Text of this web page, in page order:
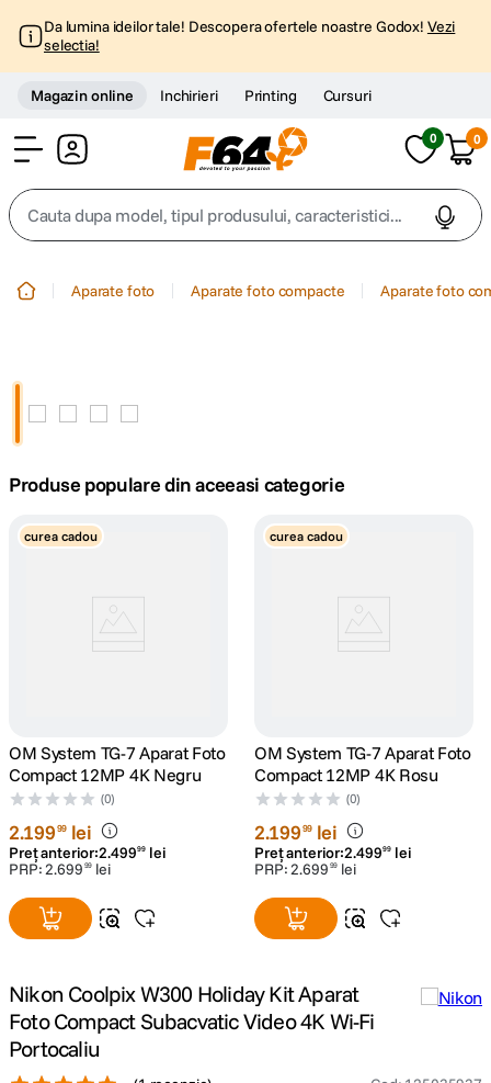
Da lumina ideilor tale! Descopera ofertele noastre Godox! Vezi
selectia!
Magazin online Inchirieri Printing Cursuri
0 0
Cauta dupa model, tipul produsului, caracteristici...
4. peak design
5 . canon sx740 hs
9. dji osmo
10 . insta 360
Aparate foto Aparate foto compacte Aparate foto
Produse populare din aceeasi categorie
curea cadou
OM System TG-7 Aparat Foto
Compact 12MP 4K Negru
(0)
2.19999 lei
Preț anterior:2.49999 lei
PRP:2.699 99 lei
curea cadou
OM System TG-7 Aparat Foto
Compact 12MP 4K Rosu
(0)
2.19999 lei
Preț anterior:2.49999 lei
PRP:2.699 99 lei
Nikon Coolpix W300 Holiday Kit Aparat
Foto Compact Subacvatic Video 4K Wi-Fi
Portocaliu